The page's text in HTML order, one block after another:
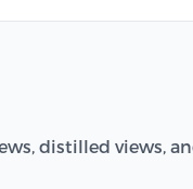
distilled views,